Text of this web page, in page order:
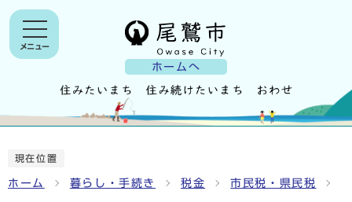
ホームへ
メニュー
現在位置
ホーム 暮らし・手続き 税金 市民税・県民税